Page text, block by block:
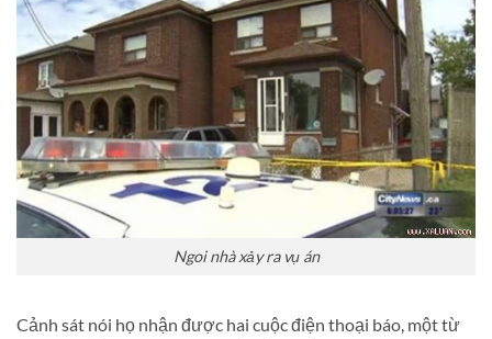
Ngoi nhà xảy ra vụ án
Cảnh sát nói họ nhận được hai cuộc điện thoại báo, một từ